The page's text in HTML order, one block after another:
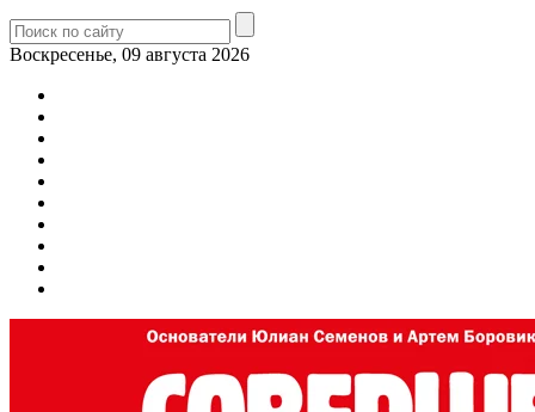
Воскресенье, 09 августа 2026